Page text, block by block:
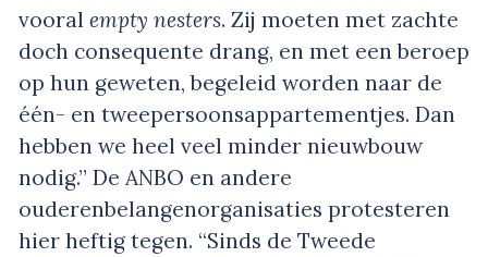
vooral empty nesters. Zij moeten met zachte
doch consequente drang, en met een beroep
op hun geweten, begeleid worden naar de
één- en tweepersoonsappartementjes. Dan
hebben we heel veel minder nieuwbouw
nodig.” De ANBO en andere
ouderenbelangenorganisaties protesteren
hier heftig tegen. “Sinds de Tweede